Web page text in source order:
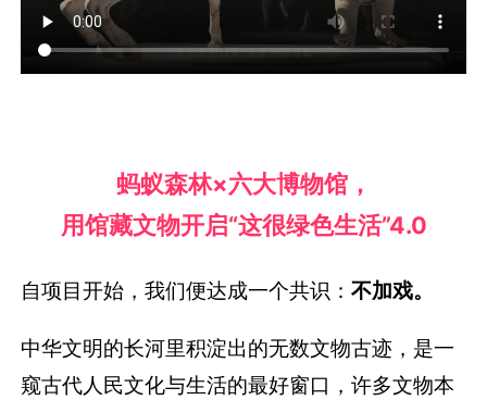
蚂蚁森林×六大博物馆，
用馆藏文物开启“这很绿色生活”4.0
自项目开始，我们便达成一个共识：不加戏。
中华文明的长河里积淀出的无数文物古迹，是一
窥古代人民文化与生活的最好窗口，许多文物本